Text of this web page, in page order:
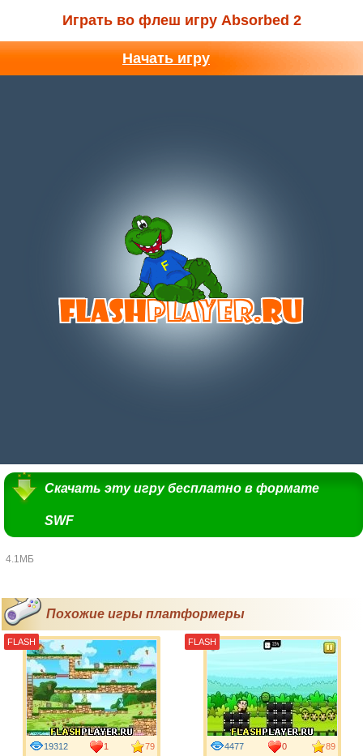
Играть во флеш игру Absorbed 2
Начать игру
Скачать эту игру бесплатно в формате
SWF
4.1МБ
Похожие игры платформеры
19312 1 79
FLASH
4477 0 89
FLASH